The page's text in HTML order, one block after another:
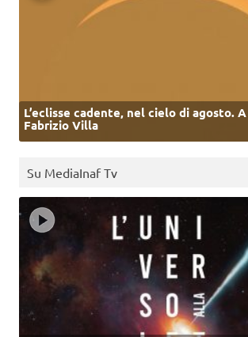
L’eclisse cadente, nel cielo di agosto.
Fabrizio Villa
Su MediaInaf Tv